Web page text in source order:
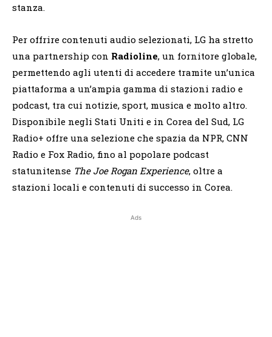
stanza.
Per offrire contenuti audio selezionati, LG ha stretto
una partnership con Radioline, un fornitore globale,
permettendo agli utenti di accedere tramite un’unica
piattaforma a un’ampia gamma di stazioni radio e
podcast, tra cui notizie, sport, musica e molto altro.
Disponibile negli Stati Uniti e in Corea del Sud, LG
Radio+ offre una selezione che spazia da NPR, CNN
Radio e Fox Radio, fino al popolare podcast
statunitense The Joe Rogan Experience, oltre a
stazioni locali e contenuti di successo in Corea.
Ads